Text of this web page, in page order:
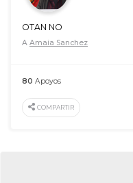
OTAN NO
A Amaia Sanchez
80 Apoyos
COMPARTIR